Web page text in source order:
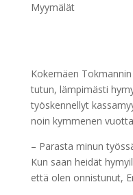
Myymälät
Kokemäen
tutun, lämpimästi
työskennellyt
noin kymmenen
– Parasta minun
Kun saan heidät
että olen onnistunut,